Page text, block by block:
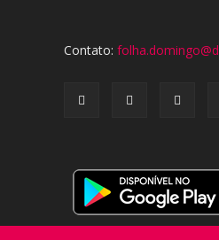
Contato: